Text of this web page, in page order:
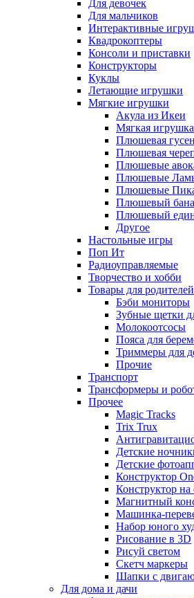
Для девочек
Для мальчиков
Интерактивные
Квадрокоптеры
Консоли и приставки
Конструкторы
Куклы
Летающие игрушки
Мягкие игрушки
Акула из Икеи
Мягкая
Плюшевая
Плюшевая
Плюшевые
Плюшевые
Плюшевые
Плюшевый
Плюшевый
Другое
Настольные игры
Поп Ит
Радиоуправляемые
Творчество и хобби
Товары для родителей
Бэби мониторы
Зубные щетки
Молокоотсосы
Пояса для
Триммеры для
Прочие
Транспорт
Трансформеры и
Прочее
Magic Tracks
Trix Trux
Детские
Детские
Конструктор
Конструктор на
Магнитный
Машинка-
Набор юного
Рисование в 3D
Рисуй светом
Скетч маркеры
Шапки с
Для дома и дачи